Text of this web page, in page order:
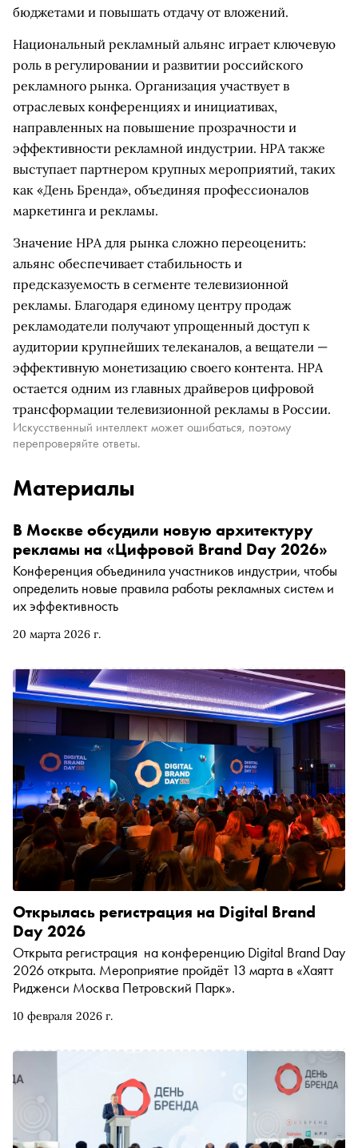
бюджетами и повышать отдачу от вложений.
Национальный рекламный альянс играет ключевую
роль в регулировании и развитии российского
рекламного рынка. Организация участвует в
отраслевых конференциях и инициативах,
направленных на повышение прозрачности и
эффективности рекламной индустрии. НРА также
выступает партнером крупных мероприятий, таких
как «День Бренда», объединяя профессионалов
маркетинга и рекламы.
Значение НРА для рынка сложно переоценить:
альянс обеспечивает стабильность и
предсказуемость в сегменте телевизионной
рекламы. Благодаря единому центру продаж
рекламодатели получают упрощенный доступ к
аудитории крупнейших телеканалов, а вещатели —
эффективную монетизацию своего контента. НРА
остается одним из главных драйверов цифровой
трансформации телевизионной рекламы в России.
Искусственный интеллект может ошибаться, поэтому
перепроверяйте ответы.
Материалы
20 марта 2026 г.
В Москве обсудили новую архитектуру
рекламы на «Цифровой Brand Day 2026»
Конференция объединила участников индустрии, чтобы
определить новые правила работы рекламных систем и
их эффективность
10 февраля 2026 г.
Открылась регистрация на Digital Brand
Day 2026
Открыта регистрация на конференцию Digital Brand Day
2026 открыта. Мероприятие пройдёт 13 марта в «Хаятт
Ридженси Москва Петровский Парк».